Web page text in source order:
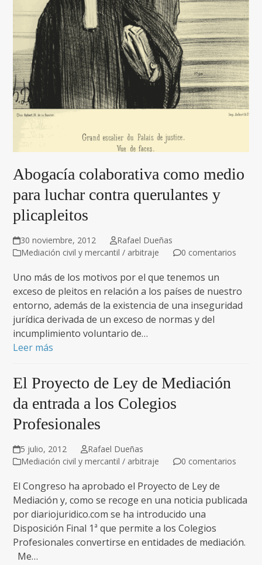
Abogacía colaborativa como medio
para luchar contra querulantes y
plicapleitos
30 noviembre, 2012
Rafael Dueñas
Mediación civil y mercantil / arbitraje
0 comentarios
Uno más de los motivos por el que tenemos un
exceso de pleitos en relación a los países de nuestro
entorno, además de la existencia de una inseguridad
jurídica derivada de un exceso de normas y del
incumplimiento voluntario de…
Leer más
El Proyecto de Ley de Mediación
da entrada a los Colegios
Profesionales
5 julio, 2012
Rafael Dueñas
Mediación civil y mercantil / arbitraje
0 comentarios
El Congreso ha aprobado el Proyecto de Ley de
Mediación y, como se recoge en una noticia publicada
por diariojuridico.com se ha introducido una
Disposición Final 1ª que permite a los Colegios
Profesionales convertirse en entidades de mediación.
Me…